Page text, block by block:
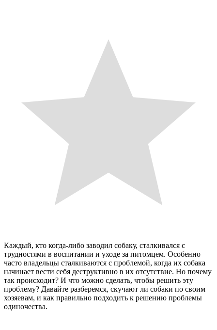
Каждый, кто когда-либо заводил собаку, сталкивался с
трудностями в воспитании и уходе за питомцем. Особенно
часто владельцы сталкиваются с проблемой, когда их собака
начинает вести себя деструктивно в их отсутствие. Но почему
так происходит? И что можно сделать, чтобы решить эту
проблему? Давайте разберемся, скучают ли собаки по своим
хозяевам, и как правильно подходить к решению проблемы
одиночества.